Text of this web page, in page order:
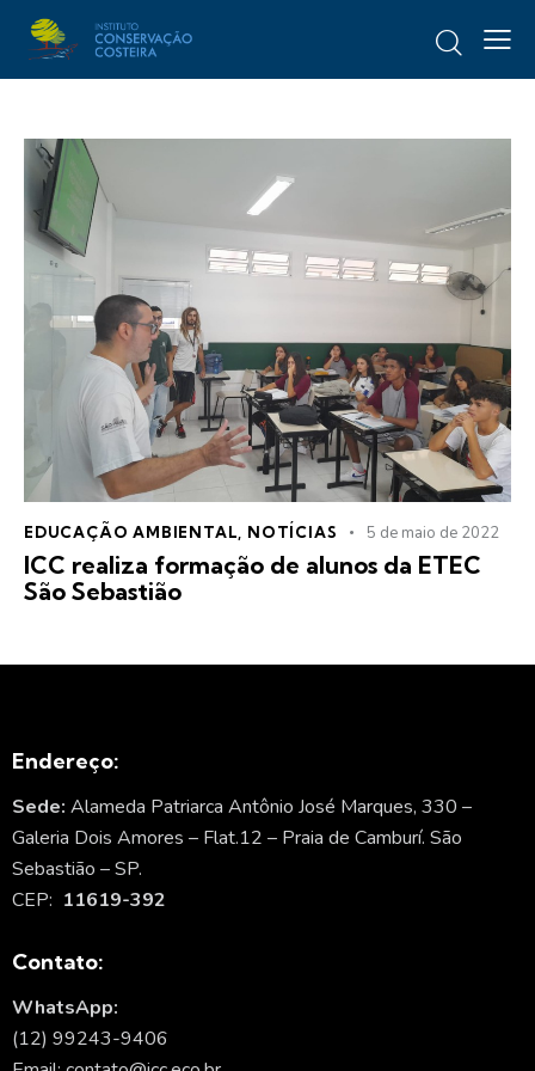
EDUCAÇÃO AMBIENTAL, NOTÍCIAS 5 de maio de 2022
ICC realiza formação de alunos da ETEC
São Sebastião
Endereço:
Sede: Alameda Patriarca Antônio José Marques, 330 –
Galeria Dois Amores – Flat.12 – Praia de Camburí. São
Sebastião – SP.
CEP: 11619-392
Contato:
WhatsApp:
(12) 99243-9406